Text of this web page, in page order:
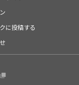
に投稿する